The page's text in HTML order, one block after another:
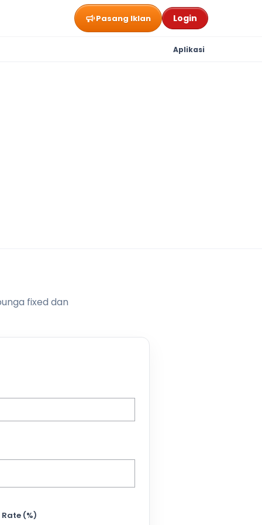
Pasang Iklan Login
Aplikasi
fixed dan
(%)